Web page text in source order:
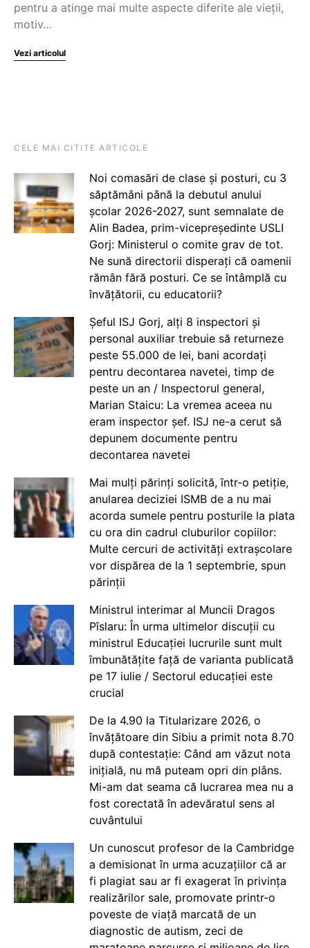
pentru a atinge mai multe aspecte diferite ale vieții,
motiv…
Vezi articolul
CELE MAI CITITE ARTICOLE
Noi comasări de clase și posturi, cu 3
săptămâni până la debutul anului
școlar 2026-2027, sunt semnalate de
Alin Badea, prim-vicepreședinte USLI
Gorj: Ministerul o comite grav de tot.
Ne sună directorii disperați că oamenii
rămân fără posturi. Ce se întâmplă cu
învățătorii, cu educatorii?
Șeful ISJ Gorj, alți 8 inspectori și
personal auxiliar trebuie să returneze
peste 55.000 de lei, bani acordați
pentru decontarea navetei, timp de
peste un an / Inspectorul general,
Marian Staicu: La vremea aceea nu
eram inspector șef. ISJ ne-a cerut să
depunem documente pentru
decontarea navetei
Mai mulți părinți solicită, într-o petiție,
anularea deciziei ISMB de a nu mai
acorda sumele pentru posturile la plata
cu ora din cadrul cluburilor copiilor:
Multe cercuri de activități extrașcolare
vor dispărea de la 1 septembrie, spun
părinții
Ministrul interimar al Muncii Dragos
Pîslaru: În urma ultimelor discuții cu
ministrul Educației lucrurile sunt mult
îmbunătățite față de varianta publicată
pe 17 iulie / Sectorul educației este
crucial
De la 4.90 la Titularizare 2026, o
învățătoare din Sibiu a primit nota 8.70
după contestație: Când am văzut nota
inițială, nu mă puteam opri din plâns.
Mi-am dat seama că lucrarea mea nu a
fost corectată în adevăratul sens al
cuvântului
Un cunoscut profesor de la Cambridge
a demisionat în urma acuzațiilor că ar
fi plagiat sau ar fi exagerat în privința
realizărilor sale, promovate printr-o
poveste de viață marcată de un
diagnostic de autism, zeci de